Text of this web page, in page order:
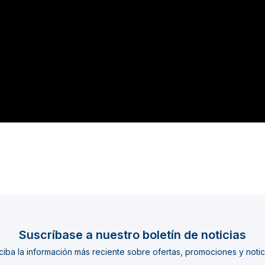
Suscríbase a nuestro boletín de noticias
la información más reciente sobre ofertas, promociones y